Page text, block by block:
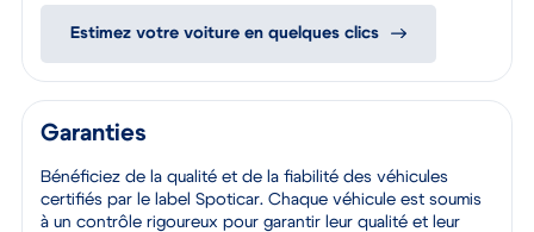
Estimez votre voiture en quelques clics
Garanties
Bénéficiez de la qualité et de la fiabilité des véhicules
certifiés par le label Spoticar. Chaque véhicule est soumis
à un contrôle rigoureux pour garantir leur qualité et leur